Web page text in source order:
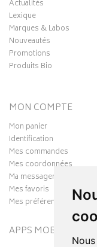
Actualités
Lexique
Marques & Labos
Nouveautés
Promotions
Produits Bio
MON COMPTE
Mon panier
Identification
Mes commandes
Mes coordonnées
Ma messagerie
Mes favoris
Mes préférences
APPS MOBILES